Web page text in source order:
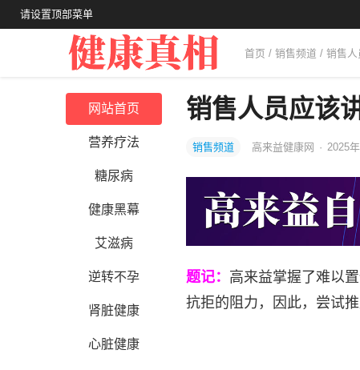
请设置顶部菜单
首页 / 销售频道 / 销售人
网站首页
营养疗法
糖尿病
健康黑幕
艾滋病
逆转不孕
肾脏健康
心脏健康
销售人员应该
销售频道 高来益健康网 · 2025
题记： 高来益掌握了难以
抗拒的阻力，因此，尝试